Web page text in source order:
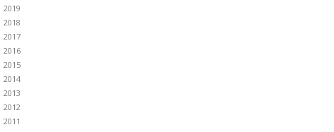
2019
2018
2017
2016
2015
2014
2013
2012
2011